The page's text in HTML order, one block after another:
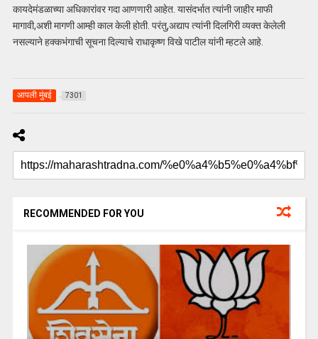
कायदेमंडळाच्या अधिकारांवर गदा आणणारी आहेत. यासंदर्भात त्यांनी जाहीर माफी
मागावी,अशी मागणी आम्ही काल केली होती. परंतु,अद्याप त्यांनी दिलगिरी व्यक्त केलेली
नसल्याने हक्कभंगाची सूचना दिल्याचे राधाकृष्ण विखे पाटील यांनी म्हटले आहे.
आपली मुंबई 7301
RECOMMENDED FOR YOU